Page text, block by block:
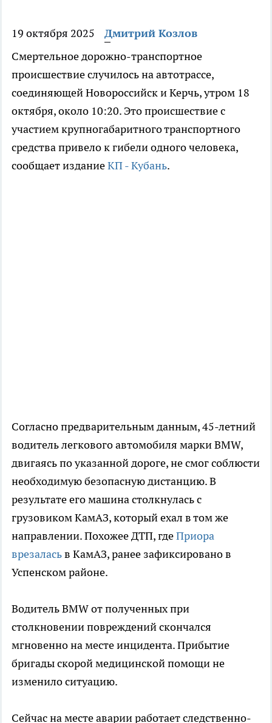
19 октября 2025
Дмитрий Козлов
Смертельное дорожно-транспортное
происшествие случилось на автотрассе,
соединяющей Новороссийск и Керчь, утром 18
октября, около 10:20. Это происшествие с
участием крупногабаритного транспортного
средства привело к гибели одного человека,
сообщает изданиеКП - Кубань.
Согласно предварительным данным, 45-летний
водитель легкового автомобиля марки BMW,
двигаясь по указанной дороге, не смог соблюсти
необходимую безопасную дистанцию. В
результате его машина столкнулась с
грузовиком КамАЗ, который ехал в том же
направлении. Похожее ДТП, гдеПриора
врезаласьв КамАЗ, ранее зафиксировано в
Успенском районе.
Водитель BMW от полученных при
столкновении повреждений скончался
мгновенно на месте инцидента. Прибытие
бригады скорой медицинской помощи не
изменило ситуацию.
Сейчас на месте аварии работает следственно-